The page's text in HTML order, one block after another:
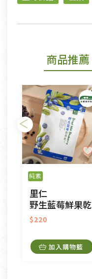
商品推薦
純素
里仁
野生藍莓鮮果乾
$220
加入購物籃